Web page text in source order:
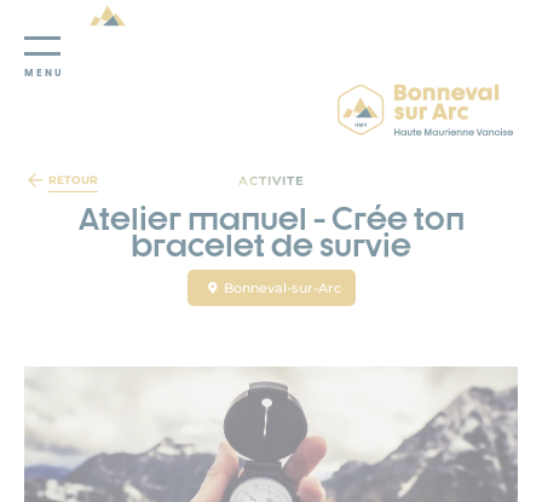
Panneau de gestion des cookies
MENU
RETOUR ACTIVITE
Atelier manuel - Crée ton
bracelet de survie
Bonneval-sur-Arc